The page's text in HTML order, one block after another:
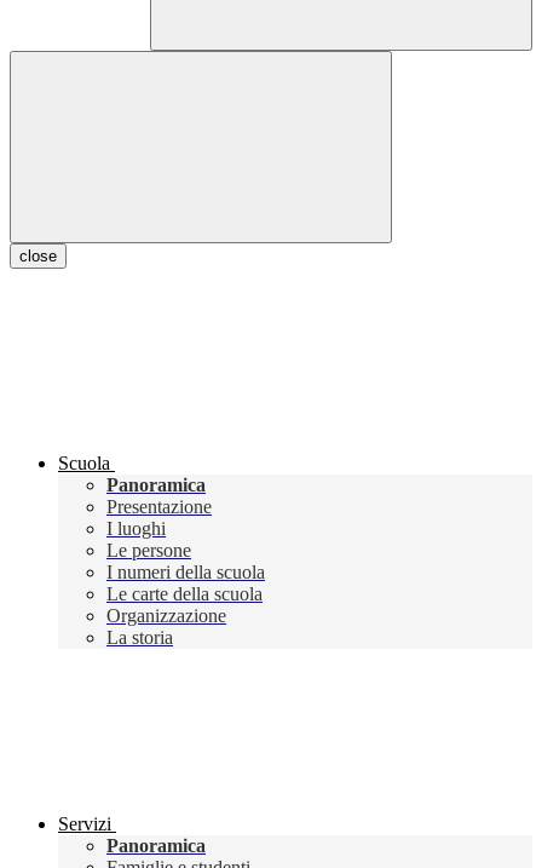
close
Scuola
Panoramica
Presentazione
I luoghi
Le persone
I numeri della scuola
Le carte della scuola
Organizzazione
La storia
Servizi
Panoramica